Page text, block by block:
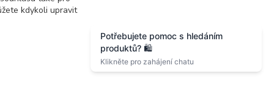
Bohunka Budínová
tel. 733 648 549
kdykoli upravit